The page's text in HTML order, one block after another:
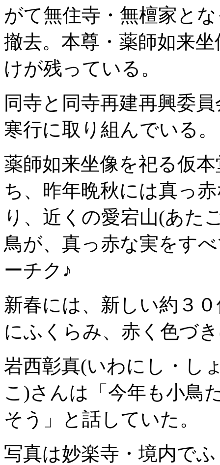
がて無住寺・無檀家と
撤去。本尊・薬師如来
けが残っている。
同寺と同寺再建再興委
寒行に取り組んでいる。
薬師如来坐像を祀る仮
ち、昨年晩秋には真っ
り、近くの愛宕山(あた
鳥が、真っ赤な実をす
ーチク♪
新春には、新しい約３
にふくらみ、赤く色づ
岩西彰真(いわにし・し
こ)さんは「今年も小鳥
そう」と話していた。
写真は妙楽寺・境内で